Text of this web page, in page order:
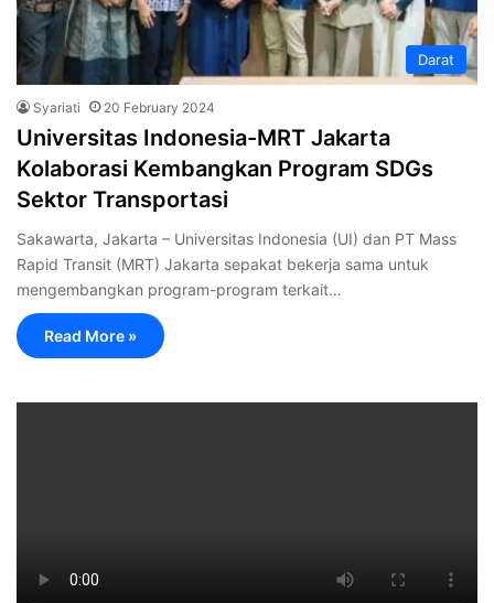
Darat
Syariati 20 February 2024
Universitas Indonesia-MRT Jakarta
Kolaborasi Kembangkan Program SDGs
Sektor Transportasi
Sakawarta, Jakarta – Universitas Indonesia (UI) dan PT Mass
Rapid Transit (MRT) Jakarta sepakat bekerja sama untuk
mengembangkan program-program terkait…
Read More »